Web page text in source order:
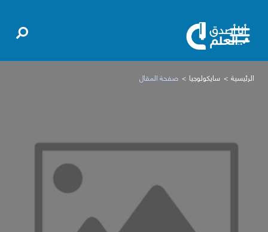
الرئيسية سايكولوجيا صفحة المقال